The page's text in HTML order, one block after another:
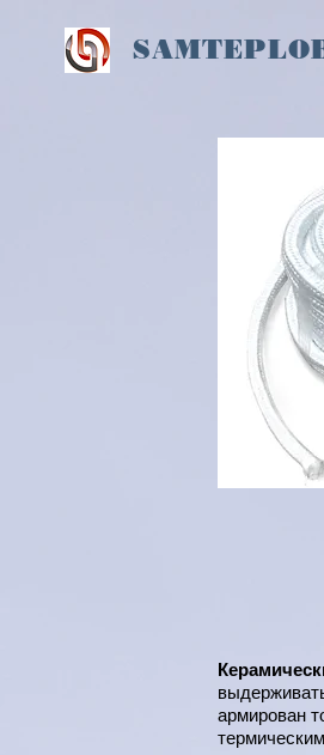
SAM
армирован